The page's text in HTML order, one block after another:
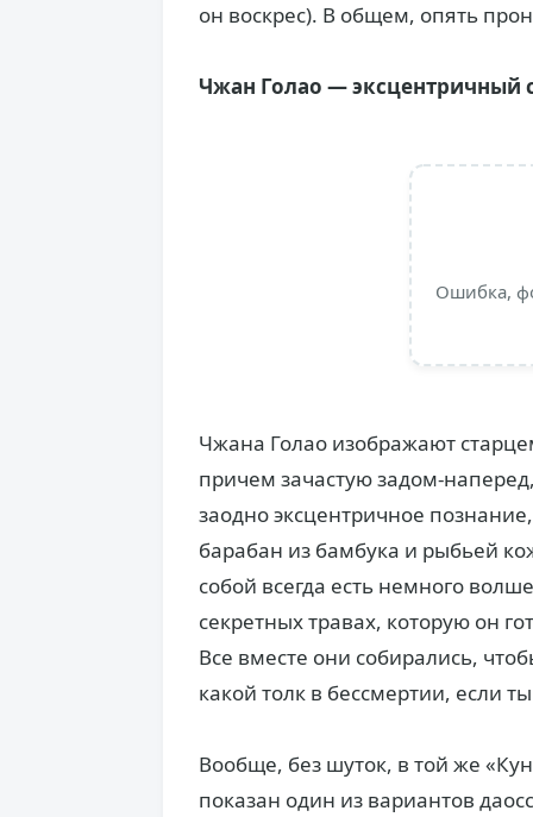
он воскрес). В общем, опять
Чжан Голао — эксцентричный
Ошибка,
Чжана Голао изображают
причем зачастую задом-
заодно эксцентричное
барабан из бамбука и рыбьей
собой всегда есть немного
секретных травах, которую он
Все вместе они собирались,
какой толк в бессмертии, если
Вообще, без шуток, в той же
показан один из вариантов